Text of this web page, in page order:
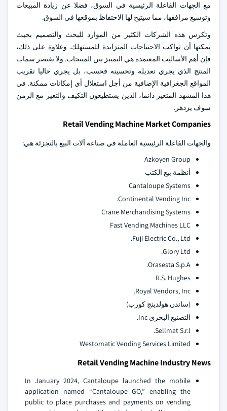
مع الجهات الفاعلة الرئيسية في السوق، فضلا عن زيادة المبيعات
وتوسيع مرافقها، مما سيتيح لها الاحتفاظ بموقعها في السوق.
وتكرس هذه الشركات الكثير من الموارد للبحث والتصميم بحيث
يمكنها أن تواكب الاحتياجات المتزايدة للمستهلك. وعلاوة على ذلك،
فإن أهم الأساليب المعتمدة هي التمييز بين المنتجات. ولا تقتصر سمات
المنتج الذي يجري تعديله وتحسينه فحسب، بل يجري حاليا تقريب
المواقع الجغرافية الإضافية من أجل استغلال أي إمكانات ممكنة. في
هذا المشهد المتغير دائما، الذين يستطيعون التكيف والتغير مع الزمن
سوف يزدهر.
Retail Vending Machine Market Companies
والجهات الفاعلة الرئيسية العاملة في صناعة آلات البيع بالتجزئة هي:
Azkoyen Group
أنظمة بيع الكتب
Cantaloupe Systems
Continental Vending Inc.
Crane Merchandising Systems
Fast Vending Machines LLC
Fuji Electric Co., Ltd.
Glory Ltd.
Orasesta S.p.A.
R.S. Hughes
Royal Vendors, Inc.
(ساندن هولدينج كورب)
التصنيع البحري Inc.
Sellmat S.r.l.
Westomatic Vending Services Limited
Retail Vending Machine Industry News
In January 2024, Cantaloupe launched the mobile
application named “Cantaloupe GO,” enabling the
public to place purchases and payments on vending